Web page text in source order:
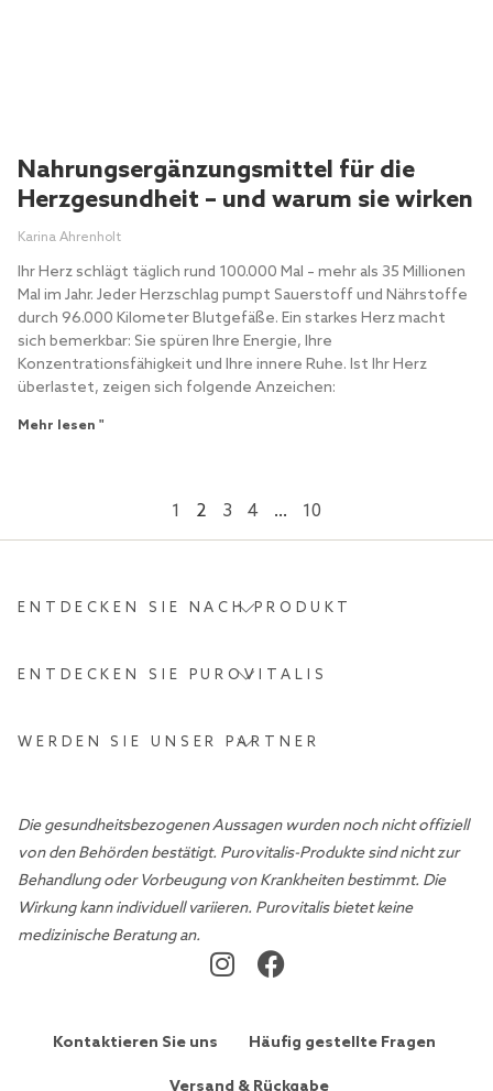
Nahrungsergänzungsmittel für die
Herzgesundheit – und warum sie wirken
Karina Ahrenholt
Ihr Herz schlägt täglich rund 100.000 Mal – mehr als 35 Millionen
Mal im Jahr. Jeder Herzschlag pumpt Sauerstoff und Nährstoffe
durch 96.000 Kilometer Blutgefäße. Ein starkes Herz macht
sich bemerkbar: Sie spüren Ihre Energie, Ihre
Konzentrationsfähigkeit und Ihre innere Ruhe. Ist Ihr Herz
überlastet, zeigen sich folgende Anzeichen:
Mehr lesen "
1 2 3 4 … 10
ENTDECKEN SIE NACH PRODUKT
ENTDECKEN SIE PUROVITALIS
WERDEN SIE UNSER PARTNER
Die gesundheitsbezogenen Aussagen wurden noch nicht offiziell
von den Behörden bestätigt. Purovitalis-Produkte sind nicht zur
Behandlung oder Vorbeugung von Krankheiten bestimmt. Die
Wirkung kann individuell variieren. Purovitalis bietet keine
medizinische Beratung an.
Kontaktieren Sie uns Häufig gestellte Fragen
Versand & Rückgabe